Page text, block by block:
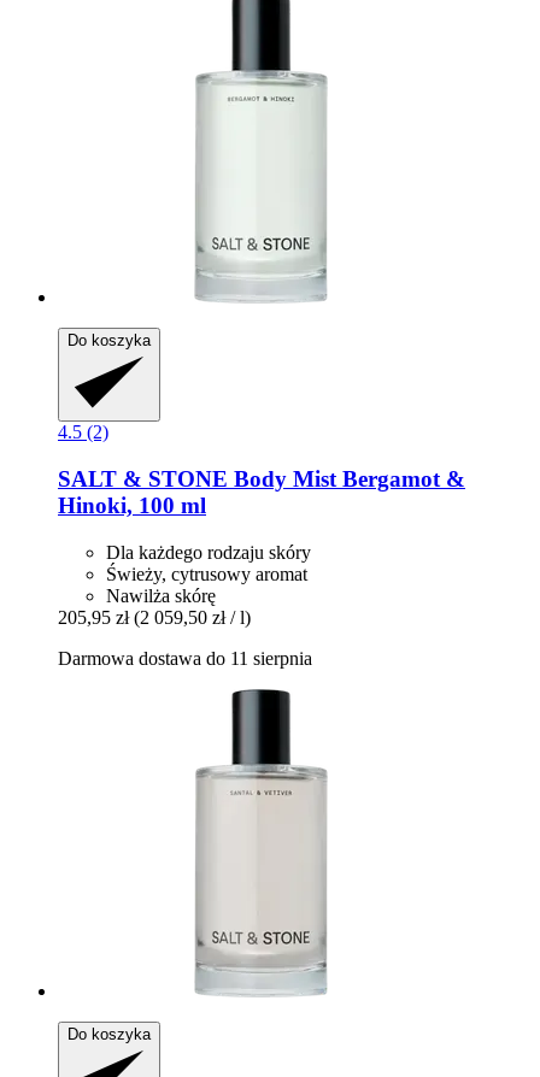
Do koszyka
4.5 (2)
SALT & STONE Body Mist Bergamot &
Hinoki, 100 ml
Dla każdego rodzaju skóry
Świeży, cytrusowy aromat
Nawilża skórę
205,95 zł (2 059,50 zł / l)
Darmowa dostawa do 11 sierpnia
Do koszyka